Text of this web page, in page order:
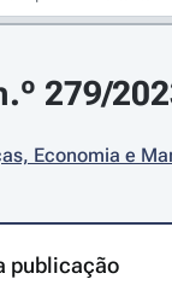
279/
Economia e
publicação